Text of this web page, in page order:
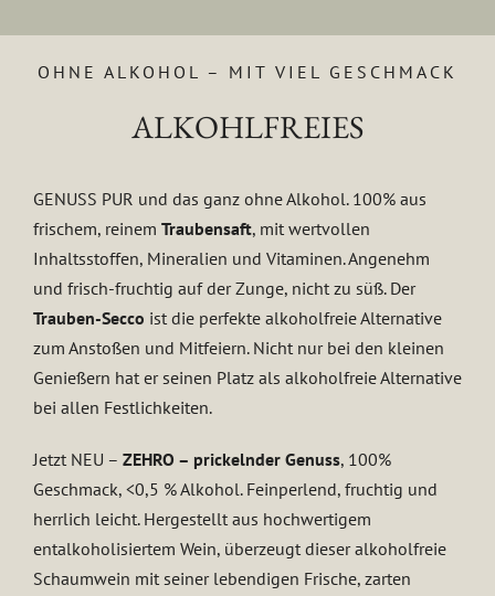
OHNE ALKOHOL – MIT VIEL GESCHMACK
ALKOHLFREIES
GENUSS PUR und das ganz ohne Alkohol. 100% aus
frischem, reinem Traubensaft, mit wertvollen
Inhaltsstoffen, Mineralien und Vitaminen. Angenehm
und frisch-fruchtig auf der Zunge, nicht zu süß. Der
Trauben-Secco ist die perfekte alkoholfreie Alternative
zum Anstoßen und Mitfeiern. Nicht nur bei den kleinen
Genießern hat er seinen Platz als alkoholfreie Alternative
bei allen Festlichkeiten.
Jetzt NEU – ZEHRO – prickelnder Genuss, 100%
Geschmack, <0,5 % Alkohol. Feinperlend, fruchtig und
herrlich leicht. Hergestellt aus hochwertigem
entalkoholisiertem Wein, überzeugt dieser alkoholfreie
Schaumwein mit seiner lebendigen Frische, zarten